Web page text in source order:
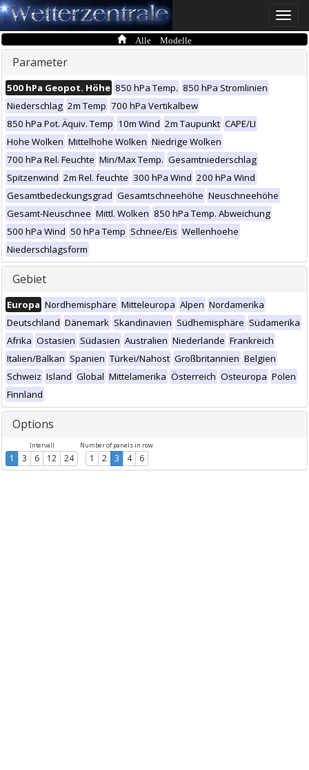
Toggle
Alle Modelle
Parameter
500 hPa Geopot. Höhe 850 hPa Temp. 850 hPa Stromlinien
Niederschlag 2m Temp 700 hPa Vertikalbew
850 hPa Pot. Äquiv. Temp 10m Wind 2m Taupunkt CAPE/LI
Hohe Wolken Mittelhohe Wolken Niedrige Wolken
700 hPa Rel. Feuchte Min/Max Temp. Gesamtniederschlag
Spitzenwind 2m Rel. feuchte 300 hPa Wind 200 hPa Wind
Gesamtbedeckungsgrad Gesamtschneehöhe Neuschneehöhe
Gesamt-Neuschnee Mittl. Wolken 850 hPa Temp. Abweichung
500 hPa Wind 50 hPa Temp Schnee/Eis Wellenhoehe
Niederschlagsform
Gebiet
Europa Nordhemisphäre Mitteleuropa Alpen Nordamerika
Deutschland Dänemark Skandinavien Südhemisphäre Südamerika
Afrika Ostasien Südasien Australien Niederlande Frankreich
Italien/Balkan Spanien Türkei/Nahost Großbritannien Belgien
Schweiz Island Global Mittelamerika Österreich Osteuropa Polen
Finnland
Options
Intervall
1 3 6 12 24
Number of panels in row
1 2 3 4 6